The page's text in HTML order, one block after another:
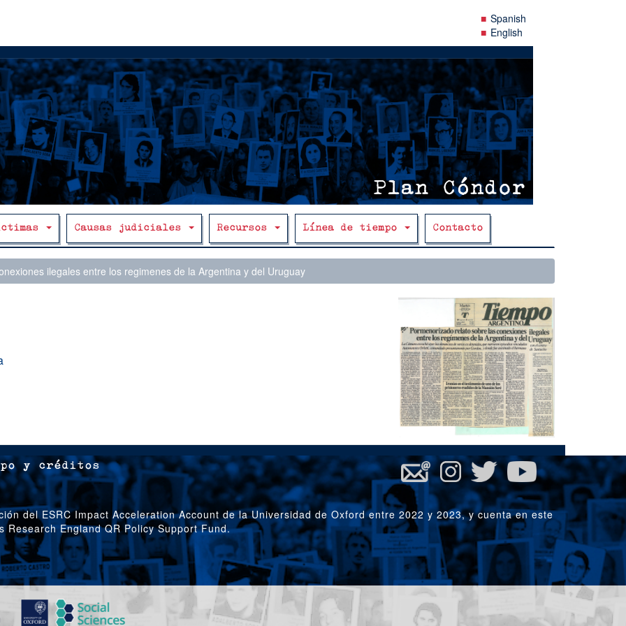
Spanish
English
Causas judiciales Recursos Línea de tiempo Contacto
ilegales entre los regimenes de la Argentina y del Uruguay
y créditos
del ESRC Impact Acceleration Account de la Universidad de Oxford entre 2022 y 2023, y cuenta en este
Research England QR Policy Support Fund.